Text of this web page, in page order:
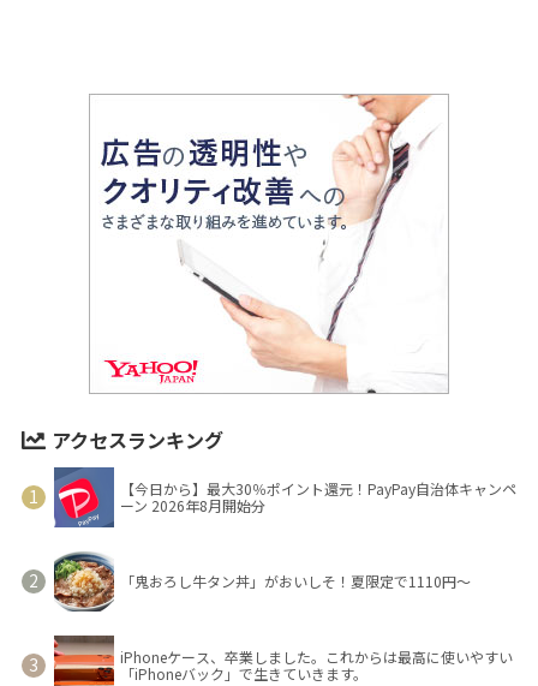
アクセスランキング
【今日から】最大30％ポイント還元！PayPay自治体キャンペ
ーン 2026年8月開始分
「鬼おろし牛タン丼」がおいしそ！夏限定で1110円～
iPhoneケース、卒業しました。これからは最高に使いやすい
「iPhoneバック」で生きていきます。